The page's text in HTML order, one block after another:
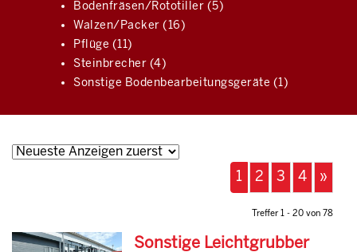
Bodenfräsen/Rototiller (5)
Walzen/Packer (16)
Pflüge (11)
Steinbrecher (4)
Sonstige Bodenbearbeitungsgeräte (1)
1 2 3 4 »
Treffer 1 - 20 von 78
Sonstige Leichtgrubber